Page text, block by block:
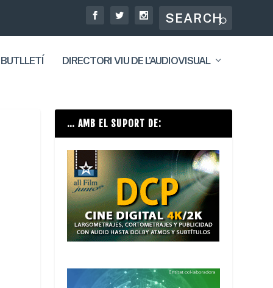
DIRECTORI VIU DE L’AUDIOVISUAL
… AMB EL SUPORT DE: